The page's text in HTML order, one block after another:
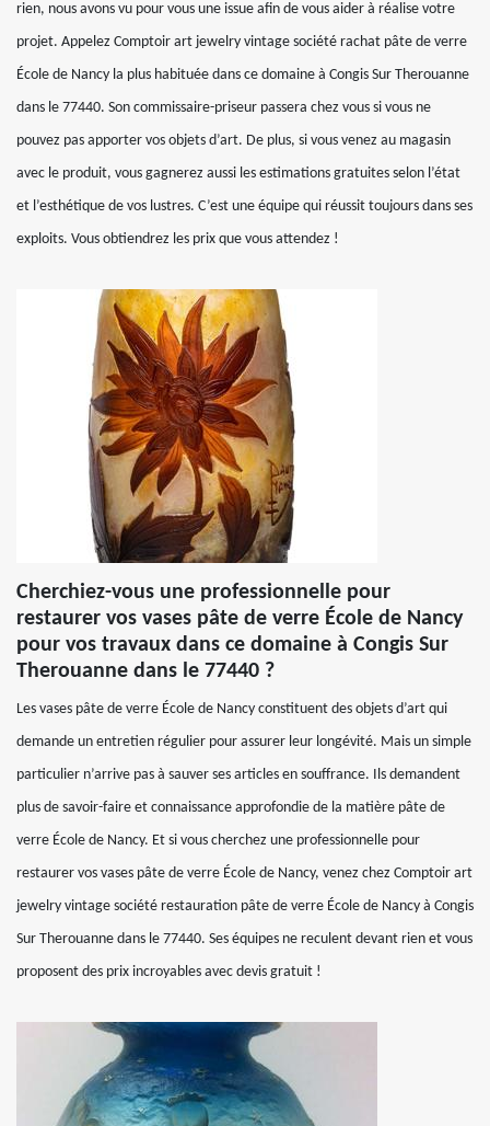
rien, nous avons vu pour vous une issue afin de vous aider à réalise votre
projet. Appelez Comptoir art jewelry vintage société rachat pâte de verre
École de Nancy la plus habituée dans ce domaine à Congis Sur Therouanne
dans le 77440. Son commissaire-priseur passera chez vous si vous ne
pouvez pas apporter vos objets d’art. De plus, si vous venez au magasin
avec le produit, vous gagnerez aussi les estimations gratuites selon l’état
et l’esthétique de vos lustres. C’est une équipe qui réussit toujours dans ses
exploits. Vous obtiendrez les prix que vous attendez !
Cherchiez-vous une professionnelle pour
restaurer vos vases pâte de verre École de Nancy
pour vos travaux dans ce domaine à Congis Sur
Therouanne dans le 77440 ?
Les vases pâte de verre École de Nancy constituent des objets d’art qui
demande un entretien régulier pour assurer leur longévité. Mais un simple
particulier n’arrive pas à sauver ses articles en souffrance. Ils demandent
plus de savoir-faire et connaissance approfondie de la matière pâte de
verre École de Nancy. Et si vous cherchez une professionnelle pour
restaurer vos vases pâte de verre École de Nancy, venez chez Comptoir art
jewelry vintage société restauration pâte de verre École de Nancy à Congis
Sur Therouanne dans le 77440. Ses équipes ne reculent devant rien et vous
proposent des prix incroyables avec devis gratuit !